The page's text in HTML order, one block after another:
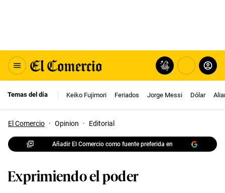
Temas del día Keiko Fujimori Feriados Jorge Messi Dólar
El Comercio · Opinion · Editorial
Añadir El Comercio como fuente preferida en
Exprimiendo el poder